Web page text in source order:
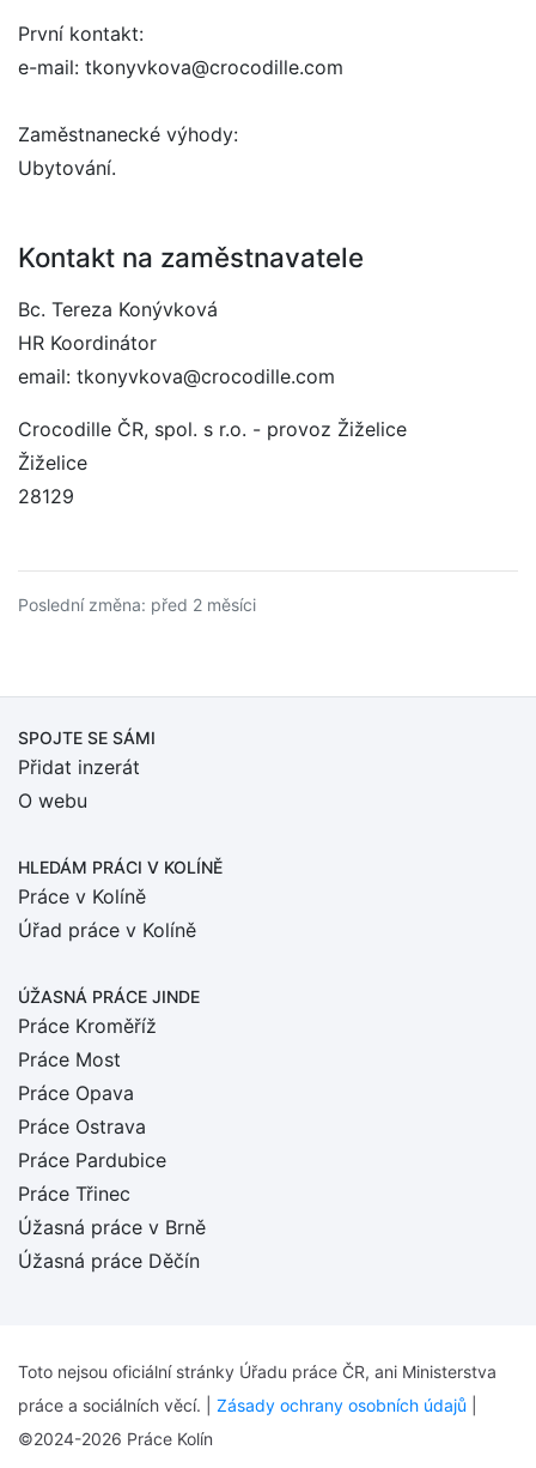
První kontakt:
e-mail: tkonyvkova@crocodille.com
Zaměstnanecké výhody:
Ubytování.
Kontakt na zaměstnavatele
Bc. Tereza Konývková
HR Koordinátor
email: tkonyvkova@crocodille.com
Crocodille ČR, spol. s r.o. - provoz Žiželice
Žiželice
28129
Poslední změna: před 2 měsíci
SPOJTE SE SÁMI
Přidat inzerát
O webu
HLEDÁM PRÁCI V KOLÍNĚ
Práce v Kolíně
Úřad práce v Kolíně
ÚŽASNÁ PRÁCE JINDE
Práce Kroměříž
Práce Most
Práce Opava
Práce Ostrava
Práce Pardubice
Práce Třinec
Úžasná práce v Brně
Úžasná práce Děčín
Toto nejsou oficiální stránky Úřadu práce ČR, ani Ministerstva
práce a sociálních věcí. | Zásady ochrany osobních údajů
©2024-2026 Práce Kolín